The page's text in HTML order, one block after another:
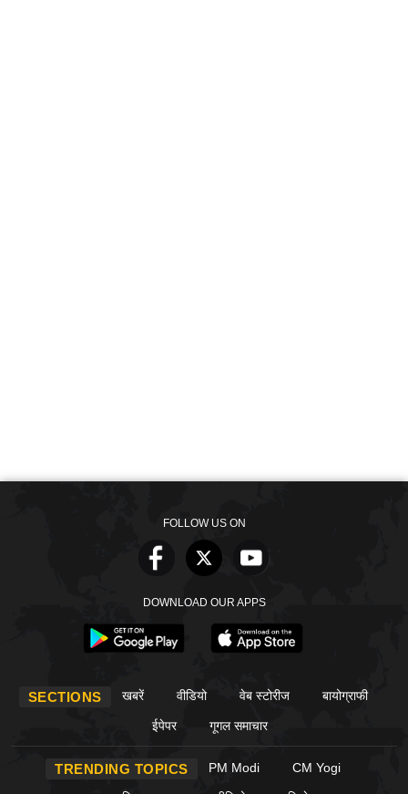
FOLLOW US ON
DOWNLOAD OUR APPS
SECTIONS खबरें वीडियो वेब स्टोरीज बायोग्राफी
ईपेपर गूगल समाचार
TRENDING TOPICS PM Modi CM Yogi